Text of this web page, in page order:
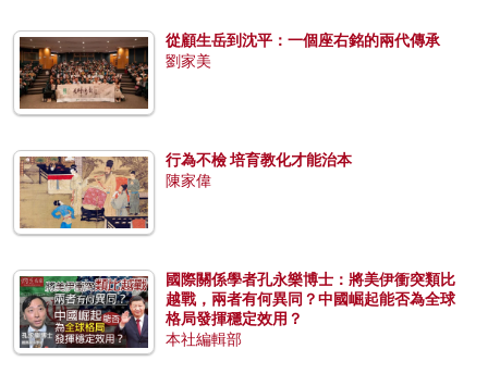
從顧生岳到沈平：一個座右銘的兩代傳承
劉家美
行為不檢 培育教化才能治本
陳家偉
國際關係學者孔永樂博士：將美伊衝突類比
越戰，兩者有何異同？中國崛起能否為全球
格局發揮穩定效用？
本社編輯部